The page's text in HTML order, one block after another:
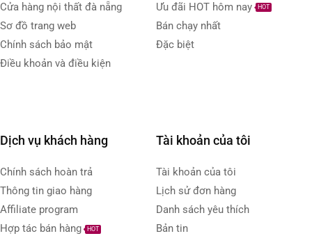
Cửa hàng nội thất đà nẵng
Sơ đồ trang web
Chính sách bảo mật
Điều khoản và điều kiện
Ưu đãi HOT hôm nay HOT
Bán chạy nhất
Đặc biệt
Dịch vụ khách hàng
Chính sách hoàn trả
Thông tin giao hàng
Affiliate program
Hợp tác bán hàng
HOT
Tài khoản của tôi
Tài khoản của tôi
Lịch sử đơn hàng
Danh sách yêu thích
Bản tin